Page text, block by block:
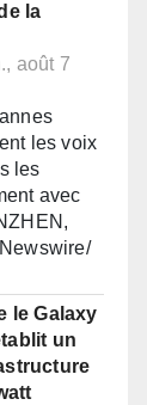
la
août 7
les voix
les
avec
le Galaxy
un